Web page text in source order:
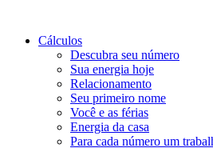
Cálculos
Descubra seu número
Sua energia hoje
Relacionamento
Seu primeiro nome
Você e as férias
Energia da casa
Para cada número um